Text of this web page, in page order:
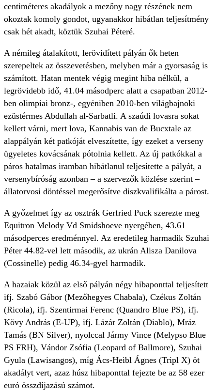
centiméteres akadályok a mezőny nagy részének nem
okoztak komoly gondot, ugyanakkor hibátlan teljesítmény
csak hét akadt, köztük Szuhai Péteré.
A némileg átalakított, lerövidített pályán ők heten
szerepeltek az összevetésben, melyben már a gyorsaság is
számított. Hatan mentek végig megint hiba nélkül, a
legrövidebb idő, 41.04 másodperc alatt a csapatban 2012-
ben olimpiai bronz-, egyéniben 2010-ben világbajnoki
ezüstérmes Abdullah al-Sarbatli. A szaúdi lovasra sokat
kellett várni, mert lova, Kannabis van de Bucxtale az
alappályán két patkóját elveszítette, így ezeket a verseny
ügyeletes kovácsának pótolnia kellett. Az új patkókkal a
páros hatalmas iramban hibátlanul teljesítette a pályát, a
versenybíróság azonban – a szervezők közlése szerint –
állatorvosi döntéssel megerősítve diszkvalifikálta a párost.
A győzelmet így az osztrák Gerfried Puck szerezte meg
Equitron Melody Vd Smidshoeve nyergében, 43.61
másodperces eredménnyel. Az eredetileg harmadik Szuhai
Péter 44.82-vel lett második, az ukrán Alisza Danilova
(Cossinelle) pedig 46.34-gyel harmadik.
A hazaiak közül az első pályán négy hibaponttal teljesített
ifj. Szabó Gábor (Mezőhegyes Chabala), Czékus Zoltán
(Ricola), ifj. Szentirmai Ferenc (Quandro Blue PS), ifj.
Kövy András (E-UP), ifj. Lázár Zoltán (Diablo), Mráz
Tamás (BN Silver), nyolccal Jármy Vince (Melypso Blue
PS FRH), Vándor Zsófia (Leopard of Ballmore), Szuhai
Gyula (Lawisangos), míg Ács-Heibl Ágnes (Tripl X) öt
akadályt vert, azaz húsz hibaponttal fejezte be az 58 ezer
euró összdíjazású számot.